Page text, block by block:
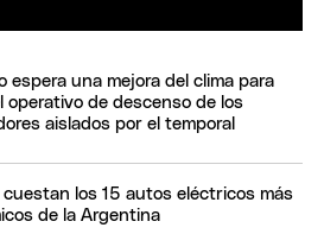
espera una mejora del clima para
operativo de descenso de los
aislados por el temporal
los 15 autos eléctricos más
de la Argentina